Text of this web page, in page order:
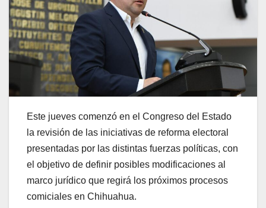
Este jueves comenzó en el Congreso del Estado
la revisión de las iniciativas de reforma electoral
presentadas por las distintas fuerzas políticas, con
el objetivo de definir posibles modificaciones al
marco jurídico que regirá los próximos procesos
comiciales en Chihuahua.